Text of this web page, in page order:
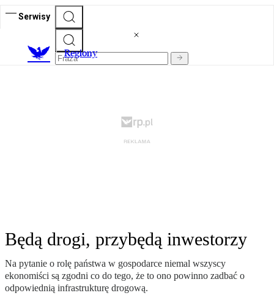
Serwisy
Regiony
Będą drogi, przybędą inwestorzy
Na pytanie o rolę państwa w gospodarce niemal wszyscy
ekonomiści są zgodni co do tego, że to ono powinno zadbać o
odpowiednią infrastrukturę drogową.